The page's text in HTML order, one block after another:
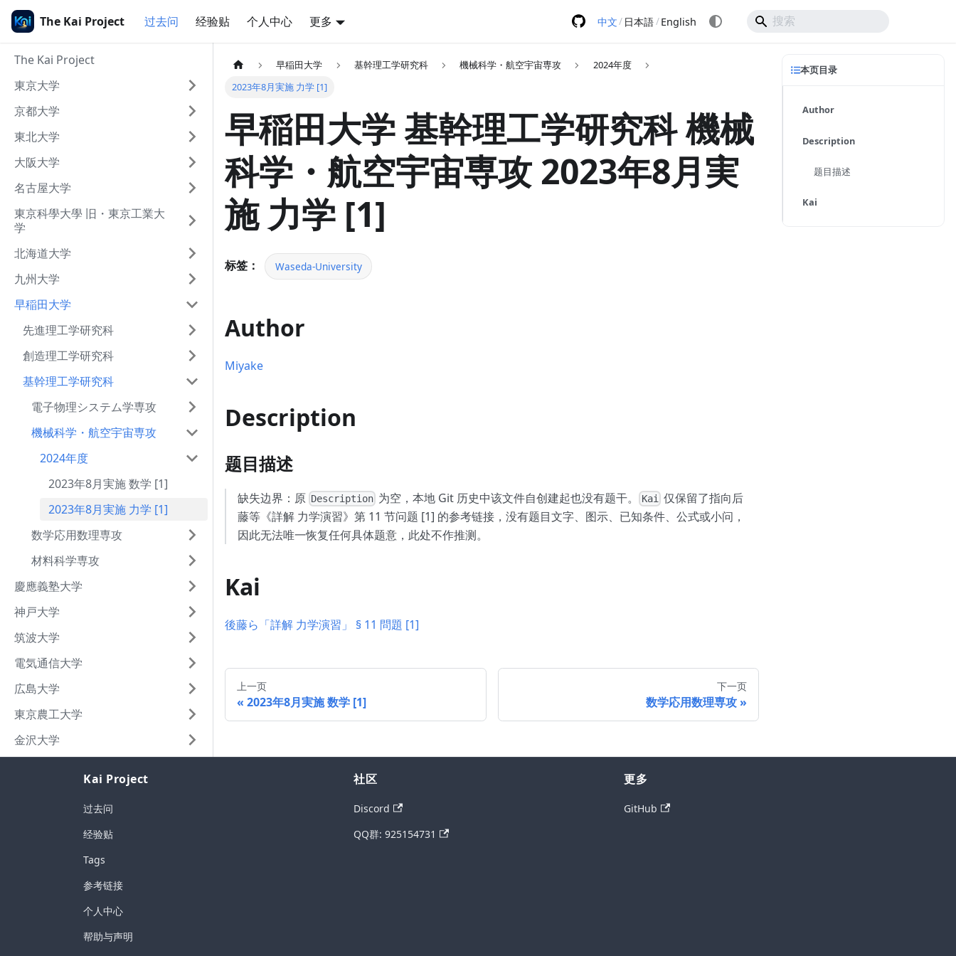
The Kai Project 过去问 经验贴 个人中心 更多 中文/ 日本語/English
The Kai Project
東京大学
京都大学
東北大学
大阪大学
名古屋大学
東京科學大學 旧・東京工業大
学
北海道大学
九州大学
早稲田大学
先進理工学研究科
創造理工学研究科
基幹理工学研究科
電子物理システム学専攻
機械科学・航空宇宙専攻
2024年度
2023年8月実施 数学 [1]
2023年8月実施 力学 [1]
数学応用数理専攻
材料科学専攻
慶應義塾大学
神戸大学
筑波大学
電気通信大学
広島大学
東京農工大学
金沢大学
早稲田大学 基幹理工学研究科 機械科学・航空宇宙専攻
2024年度
2023年8月実施 力学 [1]
早稲田大学 基幹理工学研究科 機械
科学・航空宇宙専攻 2023年8月実
施 力学 [1]
标签： Waseda-University
Author
Miyake
Description
题目描述
缺失边界：原 Description 为空，本地 Git 历史中该文件自创建起也没有题干。 Kai仅保留了指向后
藤等《詳解 力学演習》第 11 节问题 [1] 的参考链接，没有题目文字、图示、已知条件、公式或小问，
因此无法唯一恢复任何具体题意，此处不作推测。
Kai
後藤ら「詳解 力学演習」 § 11 問題 [1]
上一页
2023年8月実施 数学 [1]
下一页
数学応用数理専攻
本页目录
Author
Description
题目描述
Kai
Kai Project
过去问
经验贴
Tags
参考链接
个人中心
帮助与声明
社区
Discord
QQ群: 925154731
更多
GitHub